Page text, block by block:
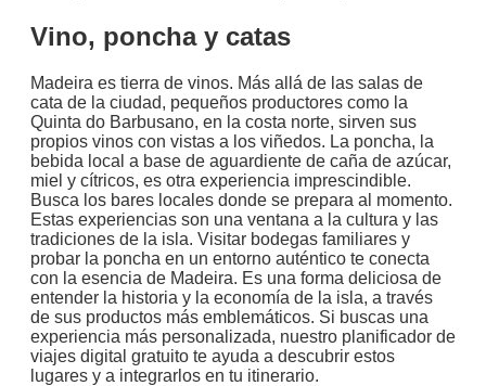
Vino, poncha y catas
Madeira es tierra de vinos. Más allá de las salas de
cata de la ciudad, pequeños productores como la
Quinta do Barbusano, en la costa norte, sirven sus
propios vinos con vistas a los viñedos. La poncha, la
bebida local a base de aguardiente de caña de azúcar,
miel y cítricos, es otra experiencia imprescindible.
Busca los bares locales donde se prepara al momento.
Estas experiencias son una ventana a la cultura y las
tradiciones de la isla. Visitar bodegas familiares y
probar la poncha en un entorno auténtico te conecta
con la esencia de Madeira. Es una forma deliciosa de
entender la historia y la economía de la isla, a través
de sus productos más emblemáticos. Si buscas una
experiencia más personalizada, nuestro planificador de
viajes digital gratuito te ayuda a descubrir estos
lugares y a integrarlos en tu itinerario.